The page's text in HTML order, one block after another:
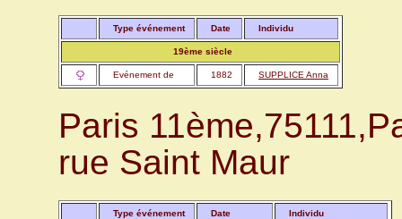
Type événement Date Individu
19ème siècle
Evénement de 1882 SUPPLICE Anna
Paris
rue Saint Maur
Type événement Date Individu